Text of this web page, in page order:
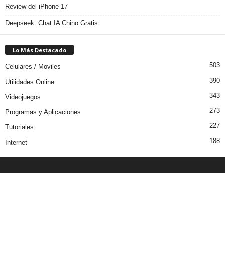
Review del iPhone 17
Deepseek: Chat IA Chino Gratis
Lo Más Destacado
Celulares / Moviles 503
Utilidades Online 390
Videojuegos 343
Programas y Aplicaciones 273
Tutoriales 227
Internet 188